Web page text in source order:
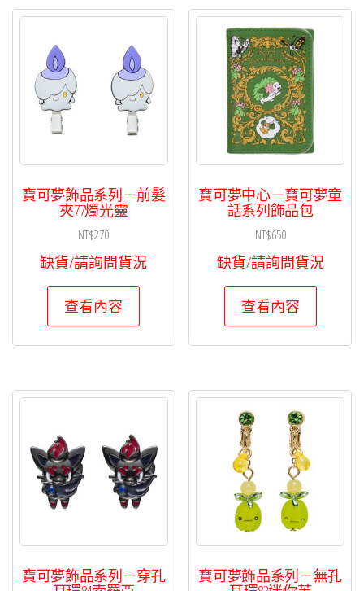
環
量
寶可夢飾品系列－前髮
夾77燭光靈
NT$270
缺貨/請詢問貨況
查看內容
寶可夢中心－寶可夢童
話系列飾品包
NT$650
缺貨/請詢問貨況
查看內容
寶可夢飾品系列－穿孔 寶可夢飾品系列－無孔